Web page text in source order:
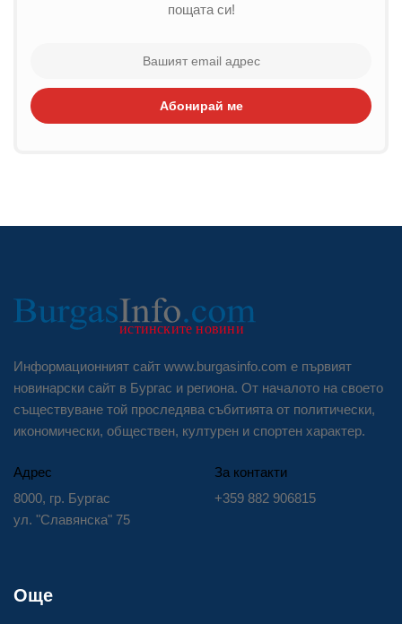
пощата си!
Абонирай ме
Информационният сайт www.burgasinfo.com е първият
новинарски сайт в Бургас и региона. От началото на своето
съществуване той проследява събитията от политически,
икономически, обществен, културен и спортен характер.
Адрес
8000, гр. Бургас
ул. "Славянска" 75
За контакти
+359 882 906815
Още